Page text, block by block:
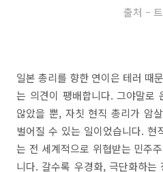
출처 –
일본 총리를 향한 연이은 테러 때
는 의견이 팽배합니다. 그야말로
않았을 뿐, 자칫 현직 총리가 암
벌어질 수 있는 일이었습니다. 현
는 전 세계적으로 위협받는 민주
니다. 갈수록 우경화, 극단화하